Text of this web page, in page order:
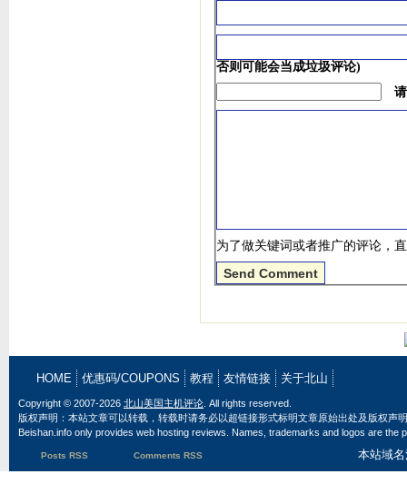
否则可能会当成垃圾评论)
为了做关键词或者推广的评论，
HOME 优惠码/COUPONS 教程 友情链接 关于北山
Copyright © 2007-2026 北山美国主机评论 . All rights reserved.
版权声明：本站文章可以转载，转载时请务必以超链接形式标明文章原始出处及版权声
Beishan.info only provides web hosting reviews. Names, trademarks and logos are
Posts RSS Comments RSS 本站域